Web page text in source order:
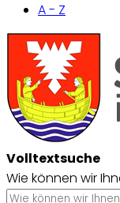
A - Z
Volltextsuche
Wie können wir